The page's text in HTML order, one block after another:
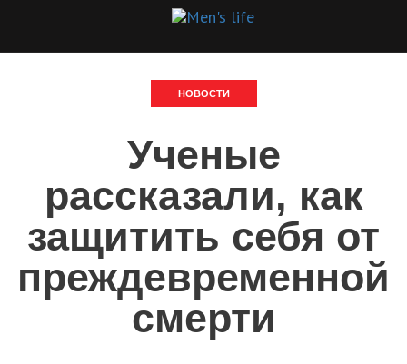
НОВОСТИ
Ученые
рассказали, как
защитить себя от
преждевременной
смерти